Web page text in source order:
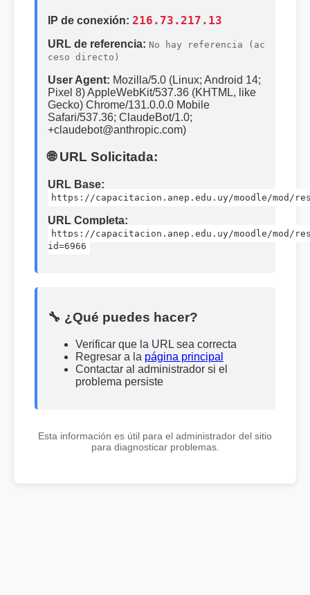
IP de conexión: 216.73.217.13
URL de referencia: No hay referencia (ac
ceso directo)
User Agent: Mozilla/5.0 (Linux; Android 14;
Pixel 8) AppleWebKit/537.36 (KHTML, like
Gecko) Chrome/131.0.0.0 Mobile
Safari/537.36; ClaudeBot/1.0;
+claudebot@anthropic.com)
🌐 URL Solicitada:
URL Base:
https://capacitacion.anep.edu.uy/moodle/mod/
URL Completa:
https://capacitacion.anep.edu.uy/moodle/mod/
id=6966
🔧 ¿Qué puedes hacer?
Verificar que la URL sea correcta
Regresar a la página principal
Contactar al administrador si el
problema persiste
Esta información es útil para el administrador del sitio
para diagnosticar problemas.